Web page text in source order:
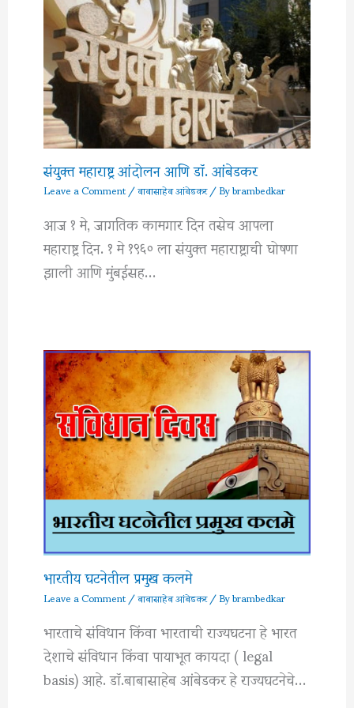
संयुक्त महाराष्ट्र आंदोलन आणि डॉ. आंबेडकर
Leave a Comment/बाबासाहेब आंबेडकर/ Bybrambedkar
आज १ मे, जागतिक कामगार दिन तसेच आपला
महाराष्ट्र दिन. १ मे १९६० ला संयुक्त महाराष्ट्राची घोषणा
झाली आणि मुंबईसह…
भारतीय घटनेतील प्रमुख कलमे
Leave a Comment/बाबासाहेब आंबेडकर/ Bybrambedkar
भारताचे संविधान किंवा भारताची राज्यघटना हे भारत
देशाचे संविधान किंवा पायाभूत कायदा ( legal
basis) आहे. डॉ.बाबासाहेब आंबेडकर हे राज्यघटनेचे…